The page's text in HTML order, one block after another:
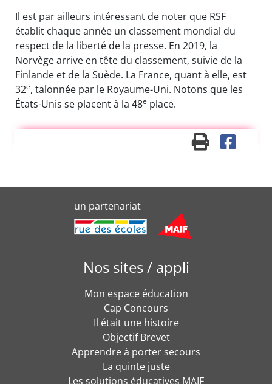
Il est par ailleurs intéressant de noter que RSF
établit chaque année un classement mondial du
respect de la liberté de la presse. En 2019, la
Norvège arrive en tête du classement, suivie de la
Finlande et de la Suède. La France, quant à elle, est
32e, talonnée par le Royaume-Uni. Notons que les
États-Unis se placent à la 48e place.
un partenariat
Nos sites / appli
Mon espace éducation
Cap Concours
Il était une histoire
Objectif Brevet
Apprendre à porter secours
La quinte juste
Les solutions éducatives MAIF